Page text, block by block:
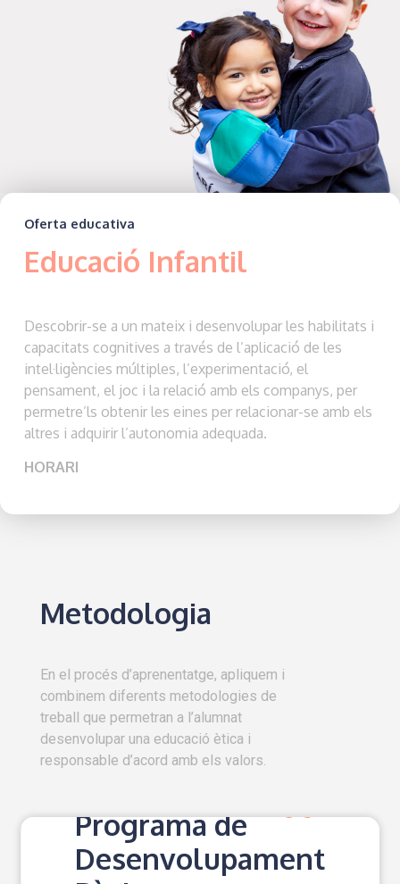
Oferta educativa
Educació Infantil
Descobrir-se a un mateix i desenvolupar les habilitats i
capacitats cognitives a través de l’aplicació de les
intel·ligències múltiples, l’experimentació, el
pensament, el joc i la relació amb els companys, per
permetre’ls obtenir les eines per relacionar-se amb els
altres i adquirir l’autonomia adequada.
HORARI
Metodologia
En el procés d’aprenentatge, apliquem i
combinem diferents metodologies de
treball que permetran a l’alumnat
desenvolupar una educació ètica i
responsable d’acord amb els valors.
Programa de
Desenvolupament